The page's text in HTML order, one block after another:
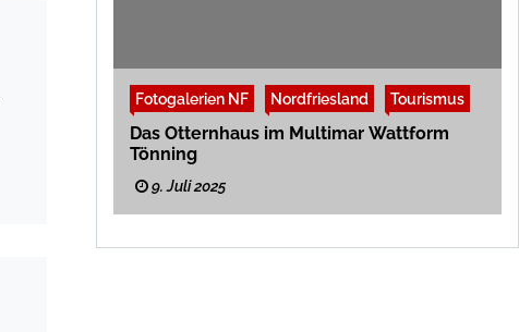
Fotogalerien NF Nordfriesland Tourismus
Das Otternhaus im Multimar Wattform
Tönning
9. Juli 2025